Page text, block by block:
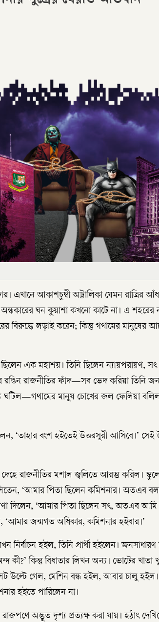
এখানে আকাশচুম্বী অট্টালিকা যেমন রাত্রির
ঘন কুয়াশা কখনো কাটে না। এ শহরের
বিরুদ্ধে লড়াই করেন; কিন্তু গথামের মানুষের
এক মহাশয়। তিনি ছিলেন ন্যায়পরায়ণ,
রঙিন রাজনীতির ফাঁদ—সব ভেদ করিয়া তিনি
ঘটিল—গথামের মানুষ চোখের জল ফেলিয়া
‘তাহার বংশ হইতেই উত্তরসূরী আসিবে।’
রাজনীতির মশাল জ্বলিতে আরম্ভ করিল।
‘আমার পিতা ছিলেন কমিশনার। অতএব
দিলেন, ‘আমার পিতা ছিলেন সৎ, অতএব আমি
‘আমার জন্মগত অধিকার, কমিশনার হইবার।’
নির্বাচন হইল, তিনি প্রার্থী হইলেন।
কী?’ কিন্তু বিধাতার লিখন অন্য। ভোটের
উল্টে গেল, মেশিন বন্ধ হইল, আবার চালু
হইতে পারিলেন না।
অদ্ভুত দৃশ্য প্রত্যক্ষ করা যায়। হঠাৎ